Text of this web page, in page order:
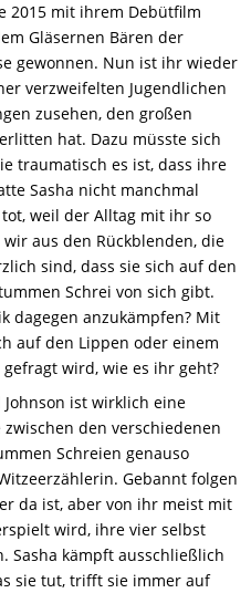
2015 mit ihrem Debütfilm
Gläsernen Bären der
gewonnen. Nun ist ihr wieder
verzweifelten Jugendlichen
zusehen, den großen
hat. Dazu müsste sich
traumatisch es ist, dass ihre
Sasha nicht manchmal
weil der Alltag mit ihr so
aus den Rückblenden, die
sind, dass sie sich auf den
Schrei von sich gibt.
dagegen anzukämpfen? Mit
auf den Lippen oder einem
wird, wie es ihr geht?
ist wirklich eine
den verschiedenen
Schreien genauso
Gebannt folgen
da ist, aber von ihr meist mit
wird, ihre vier selbst
Sasha kämpft ausschließlich
sie tut, trifft sie immer auf